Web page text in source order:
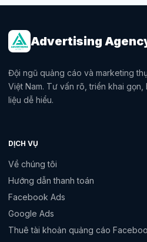
Advertising
Đội ngũ quảng cáo và marketing
Việt Nam. Tư vấn rõ, triển khai
liệu dễ hiểu.
DỊCH VỤ
Về chúng tôi
Hướng dẫn thanh toán
Facebook Ads
Google Ads
Thuê tài khoản quảng cáo